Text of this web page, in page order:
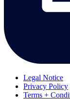
Legal Notice
Privacy Policy
Terms +